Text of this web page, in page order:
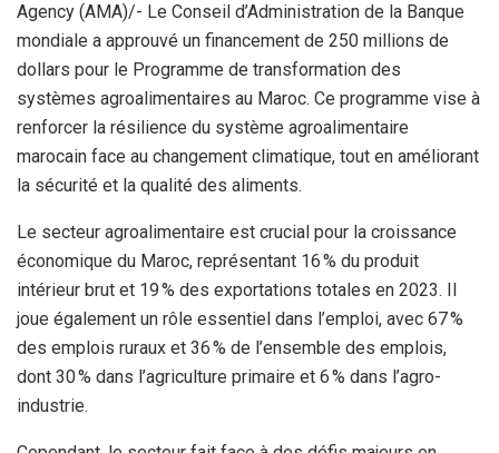
Agency (AMA)/- Le Conseil d’Administration de la Banque
mondiale a approuvé un financement de 250 millions de
dollars pour le Programme de transformation des
systèmes agroalimentaires au Maroc. Ce programme vise à
renforcer la résilience du système agroalimentaire
marocain face au changement climatique, tout en améliorant
la sécurité et la qualité des aliments.
Le secteur agroalimentaire est crucial pour la croissance
économique du Maroc, représentant 16 % du produit
intérieur brut et 19 % des exportations totales en 2023. Il
joue également un rôle essentiel dans l’emploi, avec 67 %
des emplois ruraux et 36 % de l’ensemble des emplois,
dont 30 % dans l’agriculture primaire et 6 % dans l’agro-
industrie.